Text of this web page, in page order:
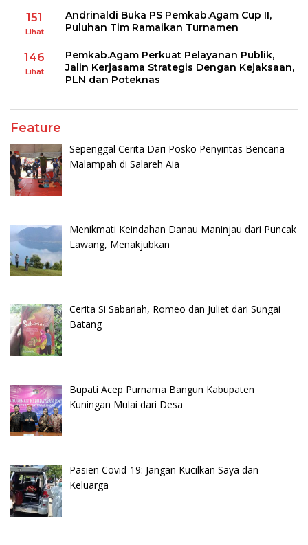
151
Lihat
Andrinaldi Buka PS Pemkab.Agam Cup II,
Puluhan Tim Ramaikan Turnamen
146
Lihat
Pemkab.Agam Perkuat Pelayanan Publik,
Jalin Kerjasama Strategis Dengan Kejaksaan,
PLN dan Poteknas
Feature
Sepenggal Cerita Dari Posko Penyintas Bencana
Malampah di Salareh Aia
Menikmati Keindahan Danau Maninjau dari Puncak
Lawang, Menakjubkan
Cerita Si Sabariah, Romeo dan Juliet dari Sungai
Batang
Bupati Acep Purnama Bangun Kabupaten
Kuningan Mulai dari Desa
Pasien Covid-19: Jangan Kucilkan Saya dan
Keluarga